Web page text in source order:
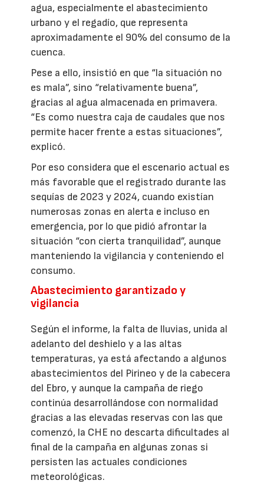
agua, especialmente el abastecimiento
urbano y el regadío, que representa
aproximadamente el 90% del consumo de la
cuenca.
Pese a ello, insistió en que “la situación no
es mala”, sino “relativamente buena”,
gracias al agua almacenada en primavera.
“Es como nuestra caja de caudales que nos
permite hacer frente a estas situaciones”,
explicó.
Por eso considera que el escenario actual es
más favorable que el registrado durante las
sequías de 2023 y 2024, cuando existían
numerosas zonas en alerta e incluso en
emergencia, por lo que pidió afrontar la
situación “con cierta tranquilidad”, aunque
manteniendo la vigilancia y conteniendo el
consumo.
Abastecimiento garantizado y
vigilancia
Según el informe, la falta de lluvias, unida al
adelanto del deshielo y a las altas
temperaturas, ya está afectando a algunos
abastecimientos del Pirineo y de la cabecera
del Ebro, y aunque la campaña de riego
continúa desarrollándose con normalidad
gracias a las elevadas reservas con las que
comenzó, la CHE no descarta dificultades al
final de la campaña en algunas zonas si
persisten las actuales condiciones
meteorológicas.